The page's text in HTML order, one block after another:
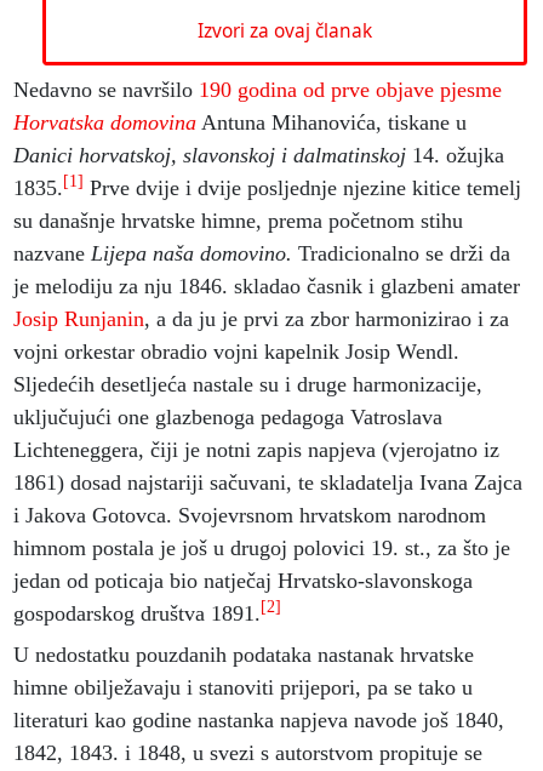
Izvori za ovaj članak
Nedavno se navršilo 190 godina od prve objave pjesme
Horvatska domovinaAntuna Mihanovića, tiskane u
Danici horvatskoj, slavonskoj i dalmatinskoj14. ožujka
1835. [1] Prve dvije i dvije posljednje njezine kitice temelj
su današnje hrvatske himne, prema početnom stihu
nazvane Lijepa naša domovino. Tradicionalno se drži da
je melodiju za nju 1846. skladao časnik i glazbeni amater
Josip Runjanin, a da ju je prvi za zbor harmonizirao i za
vojni orkestar obradio vojni kapelnik Josip Wendl.
Sljedećih desetljeća nastale su i druge harmonizacije,
uključujući one glazbenoga pedagoga Vatroslava
Lichteneggera, čiji je notni zapis napjeva (vjerojatno iz
1861) dosad najstariji sačuvani, te skladatelja Ivana Zajca
i Jakova Gotovca. Svojevrsnom hrvatskom narodnom
himnom postala je još u drugoj polovici 19. st., za što je
jedan od poticaja bio natječaj Hrvatsko-slavonskoga
gospodarskog društva 1891. [2]
U nedostatku pouzdanih podataka nastanak hrvatske
himne obilježavaju i stanoviti prijepori, pa se tako u
literaturi kao godine nastanka napjeva navode još 1840,
1842, 1843. i 1848, u svezi s autorstvom propituje se